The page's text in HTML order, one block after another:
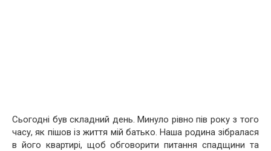
Сьогодні був складний день. Минуло рівно пів року з того
часу, як пішов із життя мій батько. Наша родина зібралася
в його квартирі, щоб обговорити питання спадщини та